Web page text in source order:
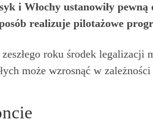
i Włochy ustanowiły
realizuje pilotażowe
roku środek
może wzrosnąć w